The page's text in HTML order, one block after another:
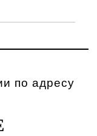
по адресу